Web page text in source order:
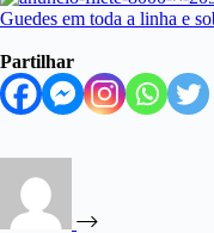
Partilhar